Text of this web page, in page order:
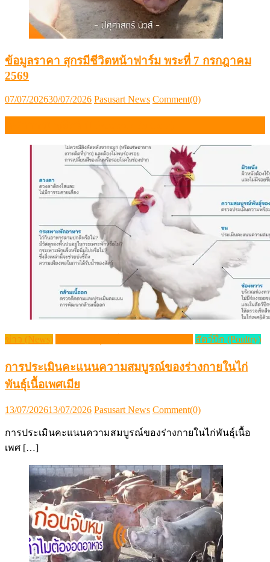
ข้อมูลราคา สุกรมีชีวิตหน้าฟาร์ม พระที่ 7 กรกฎาคม
2569
Posted
07/07/202630/07/2026 Author
Pasusart News Comment(0)
ข่าว (News) สัตว์ปีก (Poultry)
การประเมินคะแนนความสมบูรณ์ของร่างกายในไก่
พันธุ์เนื้อเพศเมีย
Posted
13/07/202613/07/2026 Author
Pasusart News Comment(0)
การประเมินคะแนนความสมบูรณ์ของร่างกายในไก่พันธุ์เนื้อ
เพศ […]